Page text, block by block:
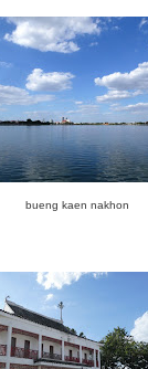
bueng kaen nakhon